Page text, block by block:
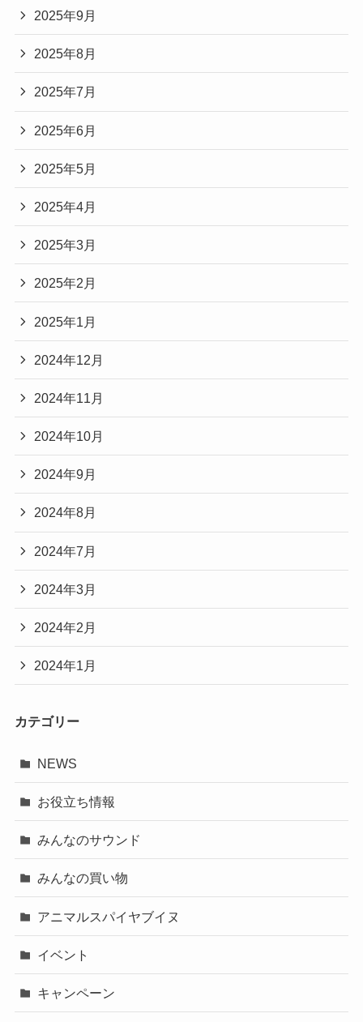
2025年9月
2025年8月
2025年7月
2025年6月
2025年5月
2025年4月
2025年3月
2025年2月
2025年1月
2024年12月
2024年11月
2024年10月
2024年9月
2024年8月
2024年7月
2024年3月
2024年2月
2024年1月
カテゴリー
NEWS
お役立ち情報
みんなのサウンド
みんなの買い物
アニマルスパイヤブイヌ
イベント
キャンペーン